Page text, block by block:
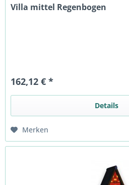
Villa mittel Regenbogen
162,12 € *
Details
Merken